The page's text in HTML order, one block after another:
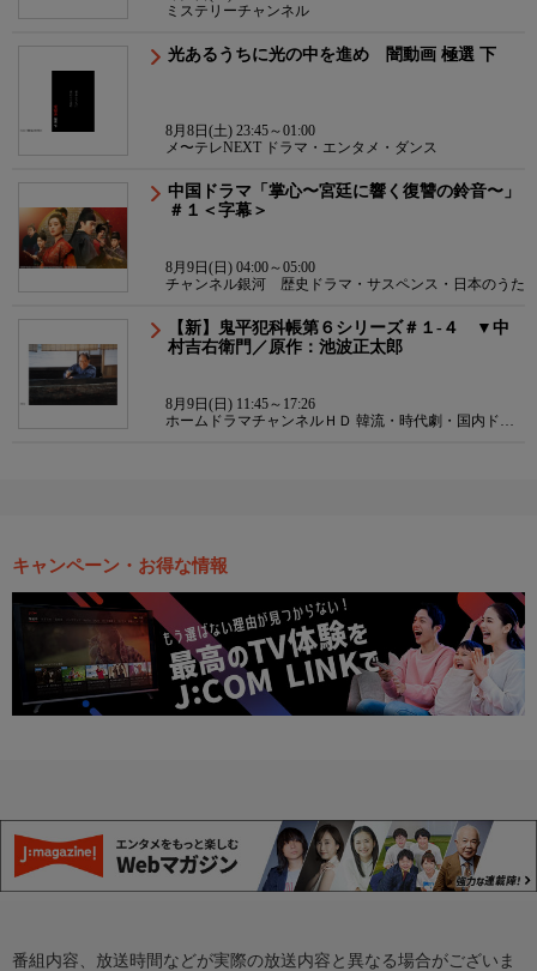
ミステリーチャンネル
光あるうちに光の中を進め 闇動画 極選 下
8月8日(土) 23:45～01:00
メ〜テレNEXT ドラマ・エンタメ・ダンス
中国ドラマ「掌心〜宮廷に響く復讐の鈴音〜」
＃１＜字幕＞
8月9日(日) 04:00～05:00
チャンネル銀河 歴史ドラマ・サスペンス・日本のうた
【新】鬼平犯科帳第６シリーズ＃１-４ ▼中
村吉右衛門／原作：池波正太郎
8月9日(日) 11:45～17:26
ホームドラマチャンネルＨＤ 韓流・時代劇・国内ドラ
キャンペーン・お得な情報
番組内容、放送時間などが実際の放送内容と異なる場合がございま